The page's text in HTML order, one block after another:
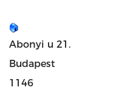
Abonyi u 21.
Budapest
1146